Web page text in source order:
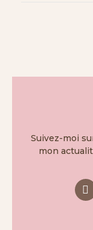
Suivez-moi
mon